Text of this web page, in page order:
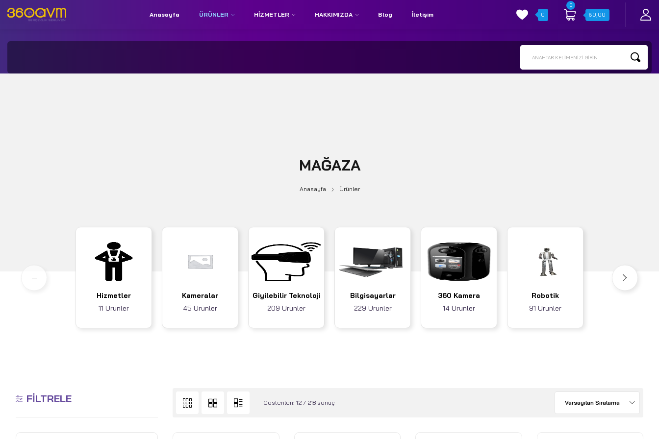
İletişim: +90 850 532 9312
ANAHTAR KELIMENIZI GIRIN
Anasayfa ÜRÜNLER HIZMETLER HAKKIMIZDA Blog İletişim 0
0
₺0,00
MAĞAZA
Anasayfa Ürünler
Hizmetler
11 Ürünler
Kameralar
45 Ürünler
Giyilebilir Teknoloji
209 Ürünler
Bilgisayarlar
229 Ürünler
360 Kamera
14 Ürünler
Robotik
91 Ürünler
FILTRELE Gösterilen: 12 / 218 sonuç Varsayılan Sıralama